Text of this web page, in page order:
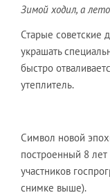
Зимой ходил, а
Старые советские
украшать
быстро
утеплитель.
Символ новой
построенный 8
участников
снимке выше).